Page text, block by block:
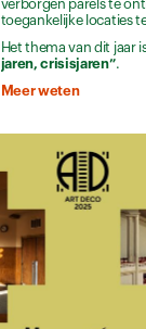
verborgen parels te
toegankelijke locaties
Het thema van dit jaar
jaren, crisisjaren”.
Meer weten